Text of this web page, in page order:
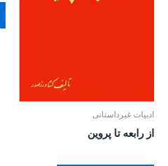
ادبیات غیرداستانی
از رابعه تا پروین